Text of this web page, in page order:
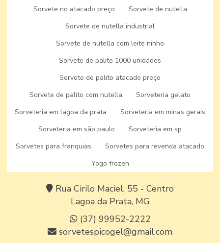
Sorvete no atacado preço
Sorvete de nutella
Sorvete de nutella industrial
Sorvete de nutella com leite ninho
Sorvete de palito 1000 unidades
Sorvete de palito atacado preço
Sorvete de palito com nutella
Sorveteria gelato
Sorveteria em lagoa da prata
Sorveteria em minas gerais
Sorveteria em são paulo
Sorveteria em sp
Sorvetes para franquias
Sorvetes para revenda atacado
Yogo frozen
Sobre
Produtos
Nossas Lojas
Seja um Parceiro
Blog
Contato
Informações
Mapa do site
MATRIZ:
Rua Cirilo Maciel, 55 - Centro
Lagoa da Prata, MG
(37) 99952-2222
sorvetespicogel@gmail.com